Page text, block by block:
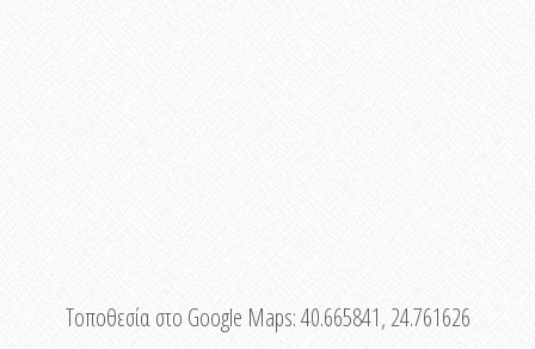
Τοποθεσία στο Google Maps:40.665841, 24.761626